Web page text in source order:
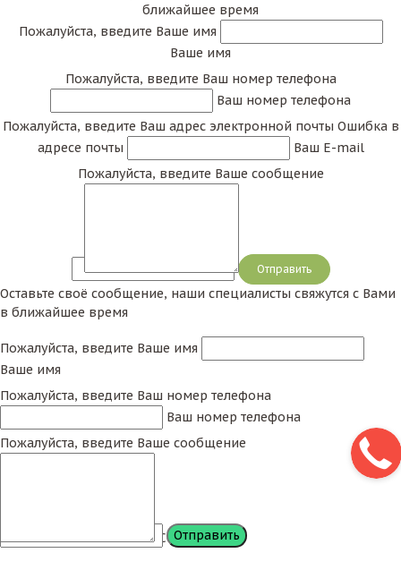
ближайшее время
Пожалуйста, введите Ваше имя
Ваше имя
Пожалуйста, введите Ваш номер телефона
Ваш номер телефона
Пожалуйста, введите Ваш адрес электронной почты Ошибка в
адресе почты
Ваш E-mail
Пожалуйста, введите Ваше сообщение
Сообщение
Оставьте своё сообщение, наши специалисты свяжутся с Вами
в ближайшее время
Пожалуйста, введите Ваше имя
Ваше имя
Пожалуйста, введите Ваш номер телефона
Ваш номер телефона
Пожалуйста, введите Ваше сообщение
Сообщение